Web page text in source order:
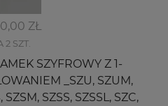
ZŁ
2 SZT.
SZYFROWY Z 1-
_SZU, SZUM,
SZSM, SZSS, SZSSL, SZC,